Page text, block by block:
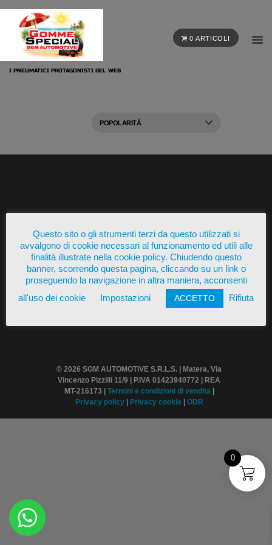
0 ARTICOLI
I PNEUMATICI PROTAGONISTI DEL WEB
© 2026 SGM AUTOMOTIVE S.R.L.S. | Matera, Via
Vincenzo Pizzilli 11/9 | P.IVA 01423940772 | REA
MT-216173 |
Termini e condizioni di vendita
Privacy policy
Privacy cookie ODR
Questo sito o gli strumenti terzi da questo utilizzati si
avvalgono di cookie necessari al funzionamento ed utili alle
finalità illustrate nella cookie policy. Chiudendo questo
banner, scorrendo questa pagina, cliccando su un link o
proseguendo la navigazione in altra maniera, acconsenti
all'uso dei cookie
Impostazioni ACCETTO Rifiuta
0